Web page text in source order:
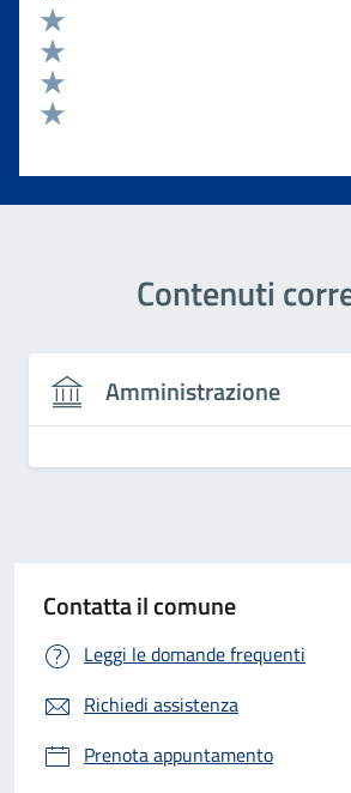
Valuta 5 stelle su 5
Valuta 4 stelle su 5
Valuta 3 stelle su 5
Valuta 2 stelle su 5
Contenuti
Amministrazione
Contatta il comune
Leggi le domande frequenti
Richiedi assistenza
Prenota appuntamento